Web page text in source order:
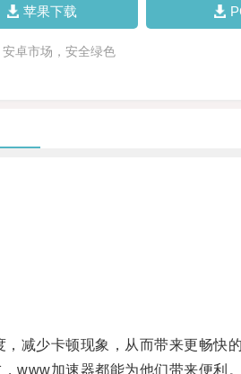
苹果下载
安卓市场，安全绿色
少卡顿现象，从而带来更畅快的
加速器都能为他们带来便利。